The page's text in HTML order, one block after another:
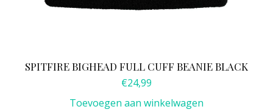
SPITFIRE BIGHEAD FULL CUFF BEANIE BLACK
€24,99
Toevoegen aan winkelwagen